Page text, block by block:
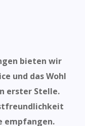
bieten wir
und das Wohl
erster Stelle.
empfangen.